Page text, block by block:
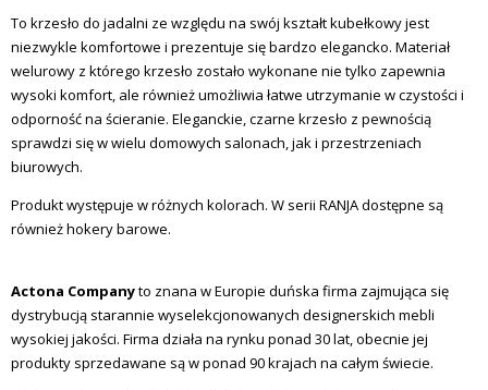
To krzesło do jadalni ze względu na swój kształt kubełkowy jest
niezwykle komfortowe i prezentuje się bardzo elegancko. Materiał
welurowy z którego krzesło zostało wykonane nie tylko zapewnia
wysoki komfort, ale również umożliwia łatwe utrzymanie w czystości i
odporność na ścieranie. Eleganckie, czarne krzesło z pewnością
sprawdzi się w wielu domowych salonach, jak i przestrzeniach
biurowych.
Produkt występuje w różnych kolorach. W serii RANJA dostępne są
również hokery barowe.
Actona Companyto znana w Europie duńska firma zajmująca się
dystrybucją starannie wyselekcjonowanych designerskich mebli
wysokiej jakości. Firma działa na rynku ponad 30 lat, obecnie jej
produkty sprzedawane są w ponad 90 krajach na całym świecie.